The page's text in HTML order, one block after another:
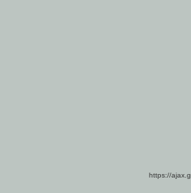
https://